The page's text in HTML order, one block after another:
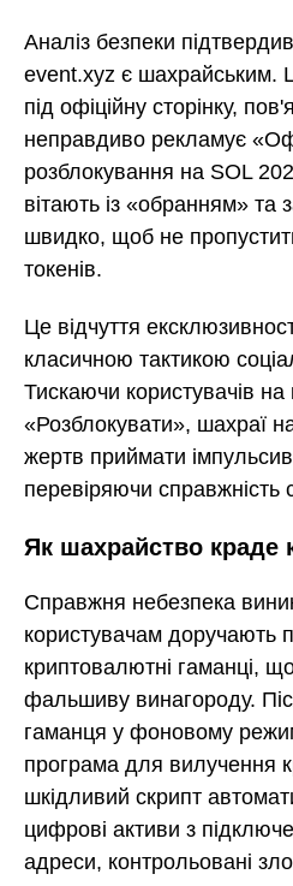
Аналіз безпеки
event.xyz є шахрайським.
під офіційну сторінку,
неправдиво рекламує
розблокування на SOL
вітають із «обранням» та
швидко, щоб не
токенів.
Це відчуття
класичною тактикою
Тискаючи користувачів на
«Розблокувати», шахраї
жертв приймати
перевіряючи справжність
Як шахрайство краде
Справжня небезпека
користувачам доручають
криптовалютні гаманці,
фальшиву винагороду.
гаманця у фоновому
програма для вилучення
шкідливий скрипт
цифрові активи з
адреси, контрольовані